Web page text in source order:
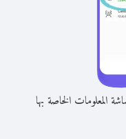
المعلومات الخاصة بها